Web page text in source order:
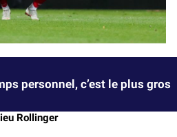
personnel, c’est le plus gros
Rollinger